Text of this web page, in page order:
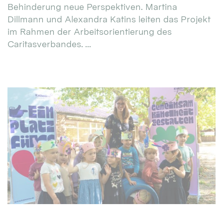
Behinderung neue Perspektiven. Martina
Dillmann und Alexandra Katins leiten das Projekt
im Rahmen der Arbeitsorientierung des
Caritasverbandes. ...